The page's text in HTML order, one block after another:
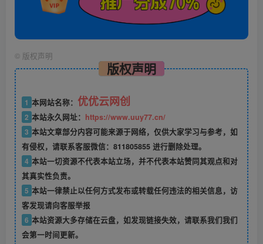
© 版权声明
版权声明
1 本网站名称： 优优云网创
2 本站永久网址： https://www.uuy77.cn/
3 本站文章部分内容可能来源于网络，仅供大家学习与参考，如
有侵权，请联系客服微信：811805855 进行删除处理。
4 本站一切资源不代表本站立场，并不代表本站赞同其观点和对
其真实性负责。
5 本站一律禁止以任何方式发布或转载任何违法的相关信息，访
客发现请向客服举报
6 本站资源大多存储在云盘，如发现链接失效，请联系我们我们
会第一时间更新。